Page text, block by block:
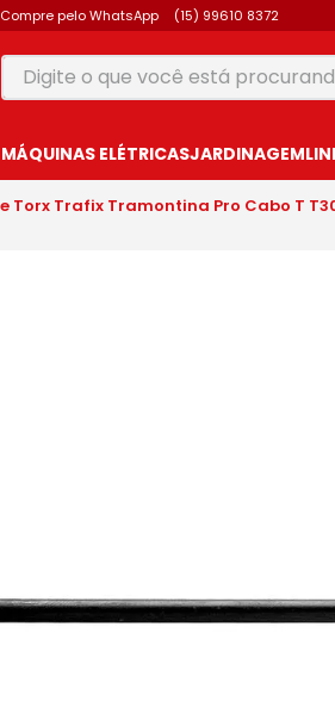
Compre pelo WhatsApp (15) 99610 8372
Digite o que você está procurando
MÁQUINAS ELÉTRICASJARDINAGEM
Torx Trafix Tramontina Pro Cabo T
1º
motosserra
2º
furadeira